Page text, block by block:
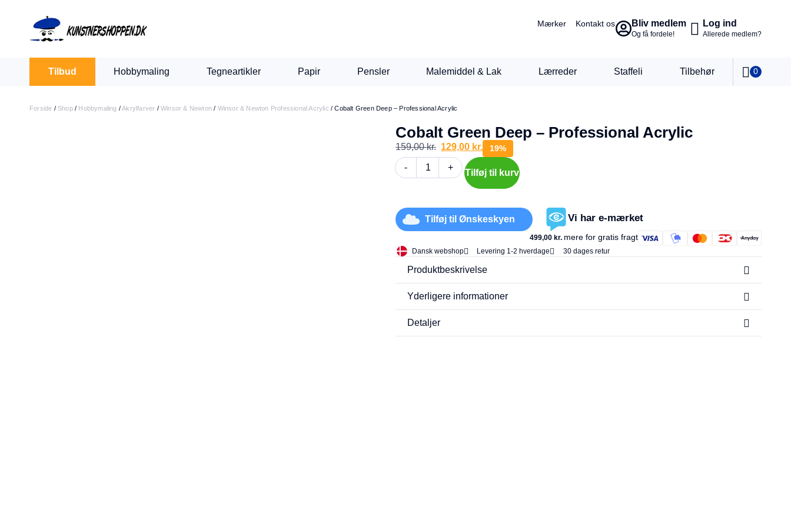
Mærker Kontakt os Bliv medlem
Og få fordele!
Log ind
Allerede medlem?
Tilbud Hobbymaling Tegneartikler Papir Pensler Malemiddel & Lak Lærreder Staffeli Tilbehør 0
Indkøbskurv
Din kurv er tom.
Forside / Shop/ Hobbymaling /Akrylfarver /Winsor & Newton / Winsor & Newton Professional Acrylic /Cobalt Green Deep – Professional Acrylic
Cobalt Green Deep – Professional Acrylic
159,00kr. 129,00 kr. 19%
- +
Tilføj til kurv
Tilføj til Ønskeskyen Vi har e-mærket
499,00 kr. mere for gratis fragt
Dansk webshop Levering 1-2 hverdage 30 dages retur
Produktbeskrivelse
Yderligere informationer
Detaljer